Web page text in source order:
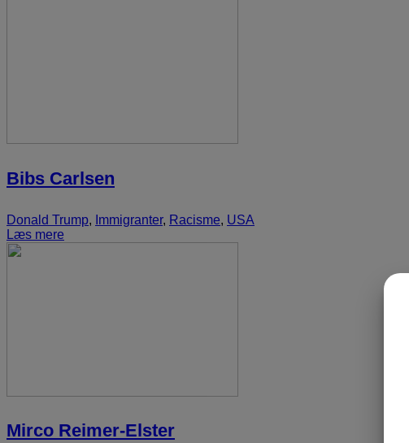
Bibs Carlsen
Donald Trump, Immigranter, Racisme, USA
Læs mere
Mirco Reimer-Elster